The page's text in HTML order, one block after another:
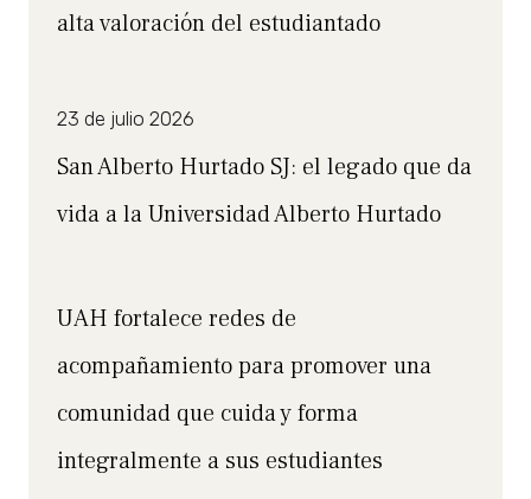
alta valoración del estudiantado
23 de julio 2026
San Alberto Hurtado SJ: el legado que da
vida a la Universidad Alberto Hurtado
UAH fortalece redes de
acompañamiento para promover una
comunidad que cuida y forma
integralmente a sus estudiantes